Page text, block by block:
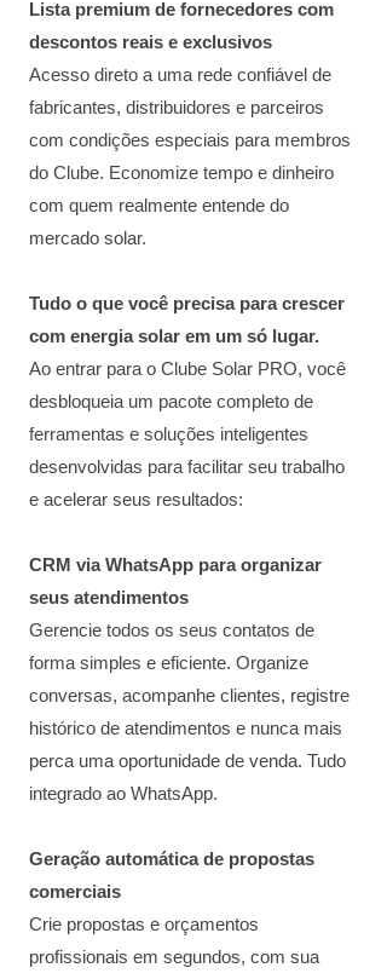
Lista premium de fornecedores com
descontos reais e exclusivos
Acesso direto a uma rede confiável de
fabricantes, distribuidores e parceiros
com condições especiais para membros
do Clube. Economize tempo e dinheiro
com quem realmente entende do
mercado solar.
Tudo o que você precisa para crescer
com energia solar em um só lugar.
Ao entrar para o Clube Solar PRO, você
desbloqueia um pacote completo de
ferramentas e soluções inteligentes
desenvolvidas para facilitar seu trabalho
e acelerar seus resultados:
CRM via WhatsApp para organizar
seus atendimentos
Gerencie todos os seus contatos de
forma simples e eficiente. Organize
conversas, acompanhe clientes, registre
histórico de atendimentos e nunca mais
perca uma oportunidade de venda. Tudo
integrado ao WhatsApp.
Geração automática de propostas
comerciais
Crie propostas e orçamentos
profissionais em segundos, com sua